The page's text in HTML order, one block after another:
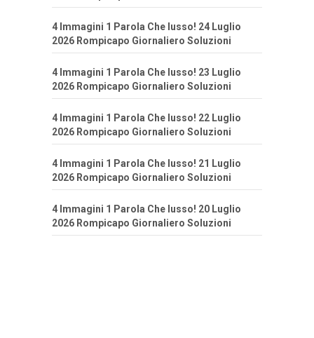
4 Immagini 1 Parola Che lusso! 24 Luglio
2026 Rompicapo Giornaliero Soluzioni
4 Immagini 1 Parola Che lusso! 23 Luglio
2026 Rompicapo Giornaliero Soluzioni
4 Immagini 1 Parola Che lusso! 22 Luglio
2026 Rompicapo Giornaliero Soluzioni
4 Immagini 1 Parola Che lusso! 21 Luglio
2026 Rompicapo Giornaliero Soluzioni
4 Immagini 1 Parola Che lusso! 20 Luglio
2026 Rompicapo Giornaliero Soluzioni